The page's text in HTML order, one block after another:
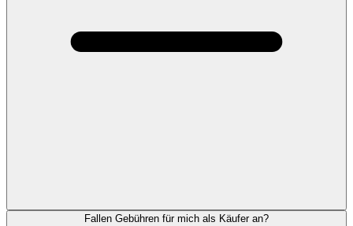
Fallen Gebühren für mich als Käufer an?